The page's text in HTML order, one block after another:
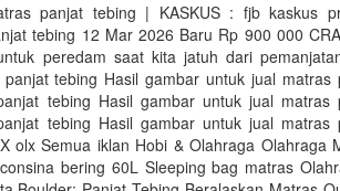
panjat tebing | KASKUS : fjb kaskus
tebing 12 Mar 2026 Baru Rp 900 000
peredam saat kita jatuh dari
tebing Hasil gambar untuk jual matras
tebing Hasil gambar untuk jual matras
tebing Hasil gambar untuk jual matras
olx Semua iklan Hobi & Olahraga Olahraga
bering 60L Sleeping bag matras